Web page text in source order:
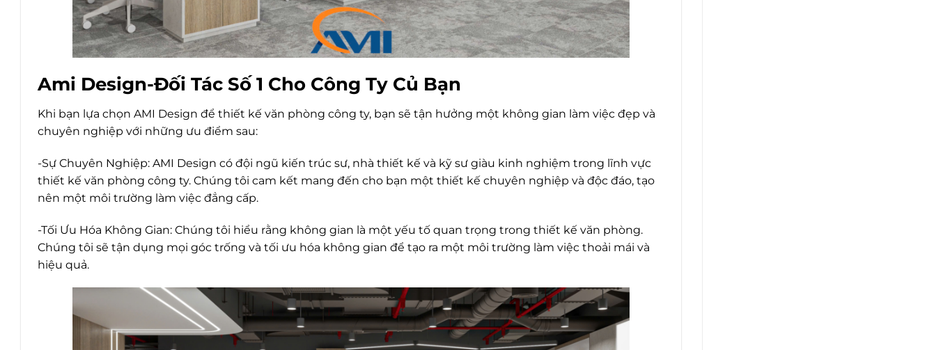
Ami Design-Đối Tác Số 1 Cho Công Ty Củ Bạn
Khi bạn lựa chọn AMI Design để thiết kế văn phòng công ty, bạn sẽ tận hưởng một không gian làm việc đẹp và
chuyên nghiệp với những ưu điểm sau:
-Sự Chuyên Nghiệp: AMI Design có đội ngũ kiến trúc sư, nhà thiết kế và kỹ sư giàu kinh nghiệm trong lĩnh vực
thiết kế văn phòng công ty. Chúng tôi cam kết mang đến cho bạn một thiết kế chuyên nghiệp và độc đáo, tạo
nên một môi trường làm việc đẳng cấp.
-Tối Ưu Hóa Không Gian: Chúng tôi hiểu rằng không gian là một yếu tố quan trọng trong thiết kế văn phòng.
Chúng tôi sẽ tận dụng mọi góc trống và tối ưu hóa không gian để tạo ra một môi trường làm việc thoải mái và
hiệu quả.